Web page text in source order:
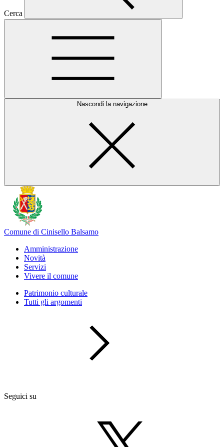
Cerca
Nascondi la navigazione
Comune di Cinisello Balsamo
Amministrazione
Novità
Servizi
Vivere il comune
Patrimonio culturale
Tutti gli argomenti
Seguici su